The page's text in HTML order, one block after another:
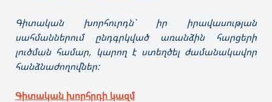
Գիտական խորհուրդն` իր իրավասության
սահմաններում ընդգրկված առանձին հարցերի
լուծման համար, կարող է ստեղծել ժամանակավոր
հանձնաժողովներ:
Գիտական խորհրդի կազմ